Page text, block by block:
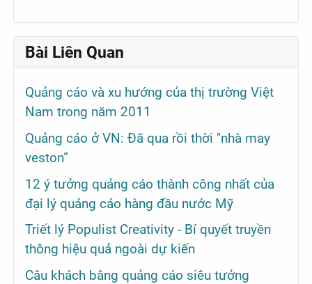
Bài Liên Quan
Quảng cáo và xu hướng của thị trường Việt
Nam trong năm 2011
Quảng cáo ở VN: Đã qua rồi thời "nhà may
veston”
12 ý tưởng quảng cáo thành công nhất của
đại lý quảng cáo hàng đầu nước Mỹ
Triết lý Populist Creativity - Bí quyết truyền
thông hiệu quả ngoài dự kiến
Câu khách bằng quảng cáo siêu tưởng